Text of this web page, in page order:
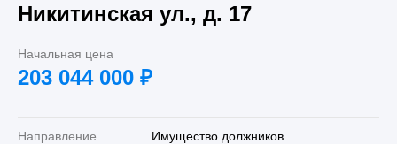
Никитинская ул., д. 17
Начальная цена
203 044 000 ₽
Направление
Имущество должников